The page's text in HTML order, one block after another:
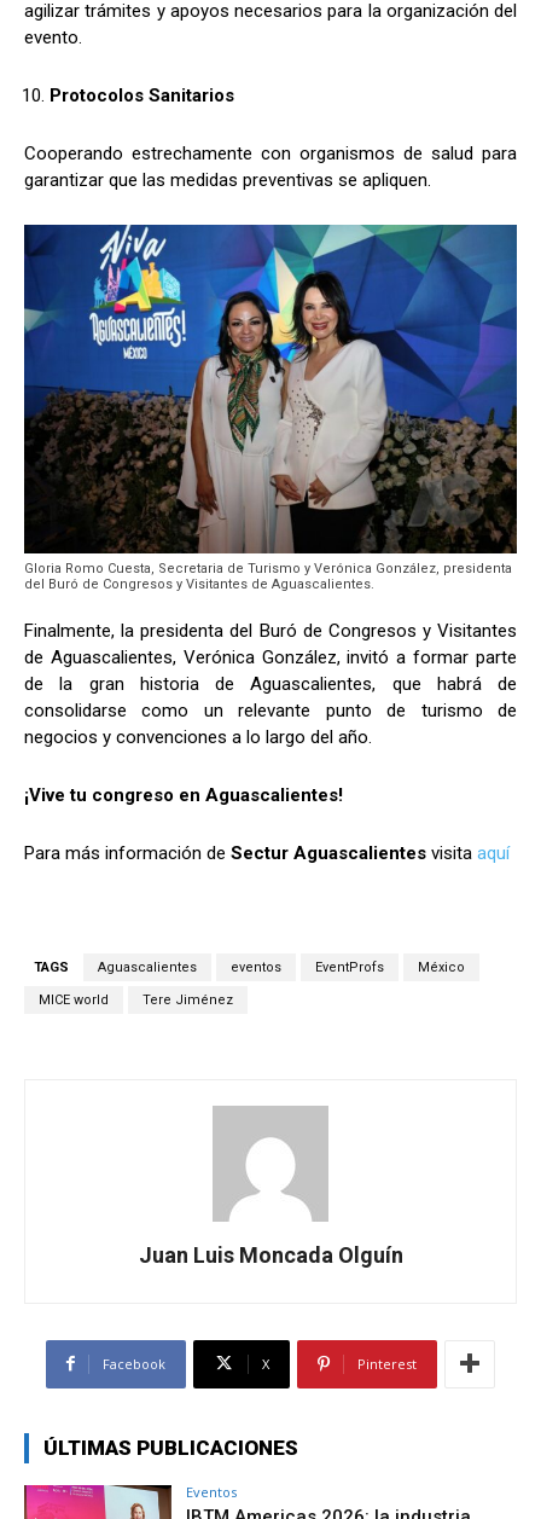
agilizar trámites y apoyos necesarios para la organización del
evento.
Protocolos Sanitarios
Cooperando estrechamente con organismos de salud para
garantizar que las medidas preventivas se apliquen.
Gloria Romo Cuesta, Secretaria de Turismo y Verónica González, presidenta
del Buró de Congresos y Visitantes de Aguascalientes.
Finalmente, la presidenta del Buró de Congresos y Visitantes
de Aguascalientes, Verónica González, invitó a formar parte
de la gran historia de Aguascalientes, que habrá de
consolidarse como un relevante punto de turismo de
negocios y convenciones a lo largo del año.
¡Vive tu congreso en Aguascalientes!
Para más información de Sectur Aguascalientes visita aquí
TAGS Aguascalientes eventos EventProfs México
MICE world Tere Jiménez
Juan Luis Moncada Olguín
Facebook X Pinterest
ÚLTIMAS PUBLICACIONES
Eventos